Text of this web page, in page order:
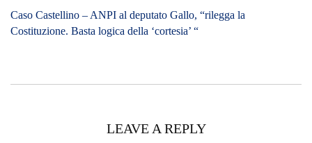
Caso Castellino – ANPI al deputato Gallo, “rilegga la
Costituzione. Basta logica della ‘cortesia’ “
LEAVE A REPLY